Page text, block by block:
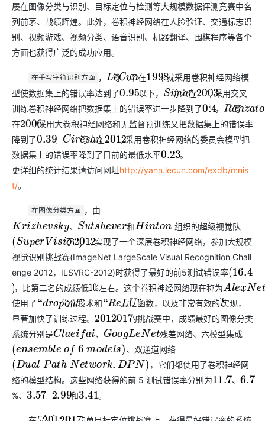
屡在图像分类与识别、目标定位与检测等大规模数据评测竞赛中名
列前茅、战绩辉煌。此外，卷积神经网络在人脸验证、交通标志识
别、视频游戏、视频分类、语音识别、机器翻译、围棋程序等各个
方面也获得广泛的成功应用。
在手写字符识别方面 ， LeCun
等人早在1998年就采用卷积神经网络模
型使MNIST
数据集上的错误率达到了0.95%以下， Simard
等人在2003年采用交叉
训练卷积神经网络把MNIST
数据集上的错误率进一步降到了0.4%， Ranzato
等人
在2006年采用大卷积神经网络和无监督预训练又把MNIST
数据集上的错误率
降到了0.39%，Ciresan
等人在2012年采用卷积神经网络的委员会模型把
数据集上的错误率降到了目前的最低水平0.23%。
更详细的统计结果请访问网址http://yann.lecun.com/exdb/mnis
t/。
在图像分类方面 ，由
、 和
Krzhevsky、Su shever和Hinton
组织的超级视觉队
(SuperVision) 于2012年实现了一个深层卷积神经网络，参加大规模
视觉识别挑战赛(ImageNet LargeScale Visual Recognition Chall
enge 2012，ILSVRC-2012)时获得了最好的前5测试错误率( 16.4%
)，比第二名的成绩低10%左右。这个卷积神经网络现在称为AlexNet
，
使用了“dropout”
优化技术和“ReLU”
激活函数，以及非常有效的GPU
实现，
显著加快了训练过程。 2013
~2017年的挑战赛中，成绩最好的图像分类
系统分别是
、
Claeifai、Go ogLeNet
残差网络、六模型集成
(ensemble of 6 mo dels)
、双通道网络
(Dual P ath Net work.DPN)
，它们都使用了卷积神经网
络的模型结构。这些网络获得的前 5 测试错误率分别为11.7%、6.7
%、 3.57
%、 2.99%和3.41%。